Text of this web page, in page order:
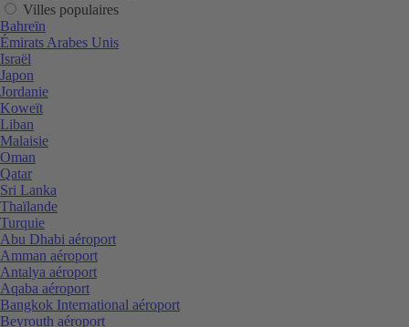
Villes populaires
Bahreïn
Émirats Arabes Unis
Israël
Japon
Jordanie
Koweït
Liban
Malaisie
Oman
Qatar
Sri Lanka
Thaïlande
Turquie
Abu Dhabi aéroport
Amman aéroport
Antalya aéroport
Aqaba aéroport
Bangkok International aéroport
Beyrouth aéroport